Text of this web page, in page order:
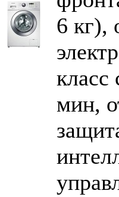
6 кг),
класс
мин,